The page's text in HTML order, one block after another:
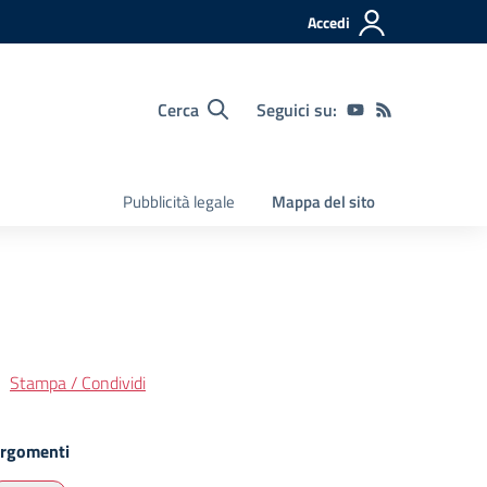
Accedi
Cerca Seguici su:
Pubblicità legale Mappa del sito
Stampa / Condividi